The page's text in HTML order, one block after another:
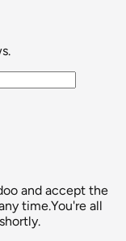
and accept the
time.You're all